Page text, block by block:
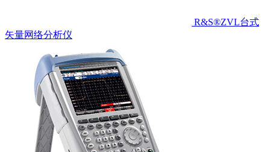
R&S®ZVL台式
矢量网络分析仪